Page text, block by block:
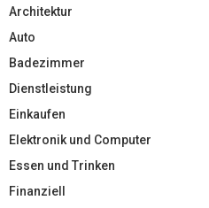
Architektur
Auto
Badezimmer
Dienstleistung
Einkaufen
Elektronik und Computer
Essen und Trinken
Finanziell